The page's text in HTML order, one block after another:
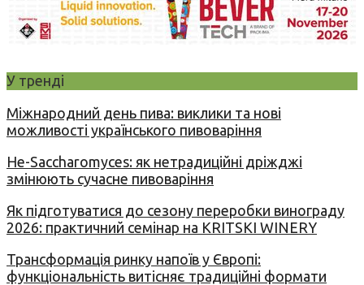
У тренді
Міжнародний день пива: виклики та нові
можливості українського пивоваріння
Не-Saccharomyces: як нетрадиційні дріжджі
змінюють сучасне пивоваріння
Як підготуватися до сезону переробки винограду
2026: практичний семінар на KRITSKI WINERY
Трансформація ринку напоїв у Європі:
функціональність витісняє традиційні формати